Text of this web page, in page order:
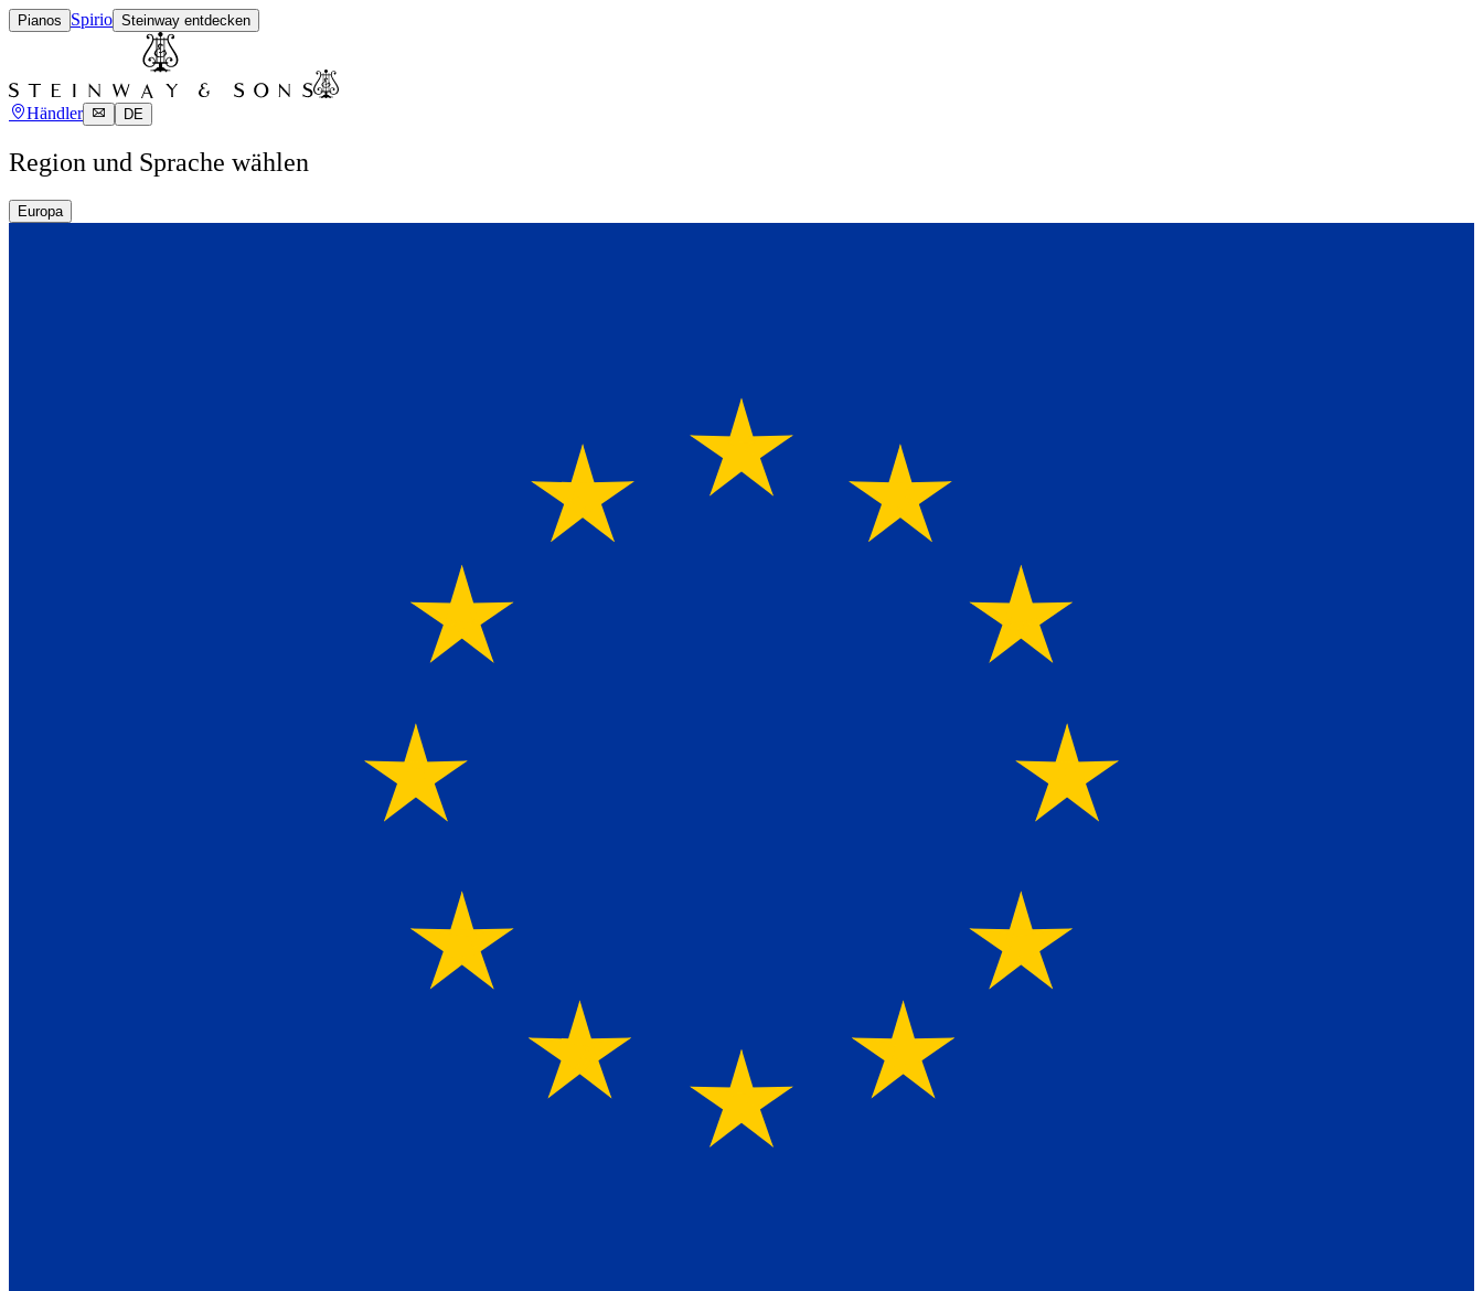
Pianos Spirio Steinway entdecken
Händler DE
Region und Sprache wählen
Europa